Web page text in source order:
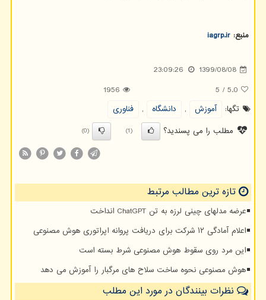
منبع: iagrp.ir
1399/08/08
23:09:26
5.0
/
5
1956
تگها:
آموزش , دانشگاه ,
فناوری
مطلب را می پسندید؟
(1)
(0)
تازه ترین مطالب مرتبط
عرضه مدلهای چینی لرزه به تن ChatGPT انداخت
اعلام آمادگی ۱۲ شرکت برای دریافت پروانه اپراتوری هوش مصنوعی
این مرد روی سقوط هوش مصنوعی شرط بسته است
هوش مصنوعی نحوه ساخت سلاح های مرگبار را آموزش می دهد
نظرات بینندگان در مورد این مطلب